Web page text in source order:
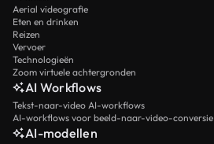
Aerial videografie
Eten en drinken
Reizen
Vervoer
Technologieën
Zoom virtuele achtergronden
AI Workflows
Tekst-naar-video AI-workflows
AI-workflows voor beeld-naar-video-conversie
AI-modellen